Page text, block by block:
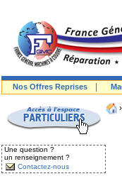
Nos Offres Reprises
Une question ?
un renseignement ?
Contactez-nous
›